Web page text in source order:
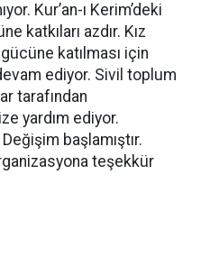
Kur’an-ı Kerim’deki
katkıları azdır. Kız
katılması için
ediyor. Sivil toplum
tarafından
yardım ediyor.
başlamıştır.
teşekkür